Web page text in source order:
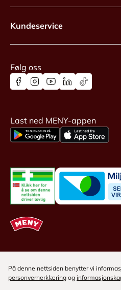
Kundeservice
Følg oss
Last ned MENY-appen
På denne nettsiden benytter vi
personvernerklæring og